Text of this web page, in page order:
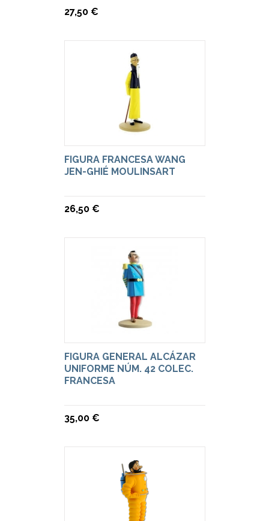
27,50 €
FIGURA FRANCESA WANG
JEN-GHIÉ MOULINSART
26,50 €
FIGURA GENERAL ALCÁZAR
UNIFORME NÚM. 42 COLEC.
FRANCESA
35,00 €